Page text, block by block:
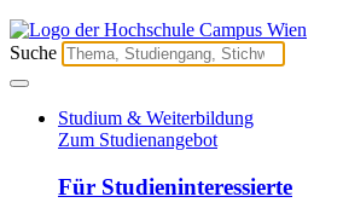
Suche
Studium & Weiterbildung
Zum Studienangebot
Für Studieninteressierte